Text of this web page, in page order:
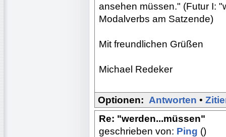
ansehen müssen." (Futur I:
Modalverbs am Satzende)
Mit freundlichen Grüßen
Michael Redeker
Optionen: Antworten •
Re: "werden...müssen"
geschrieben von: Ping ()